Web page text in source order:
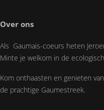
Over ons
Als Gaumais-coeurs heten
Minte je welkom in de
Kom onthaasten en genieten
de prachtige Gaumestreek.